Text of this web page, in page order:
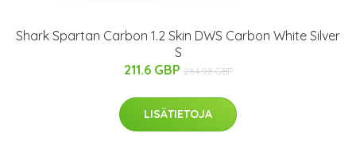
Shark Spartan Carbon 1.2 Skin DWS Carbon White Silver
S
211.6 GBP 284.98 GBP
LISÄTIETOJA